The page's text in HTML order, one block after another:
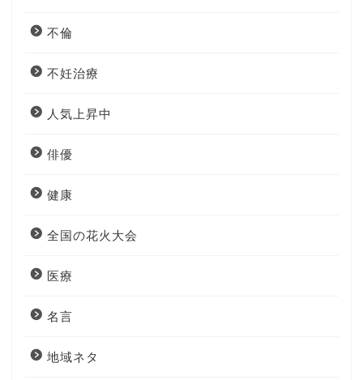
不倫
不妊治療
人気上昇中
俳優
健康
全国の花火大会
医療
名言
地域ネタ